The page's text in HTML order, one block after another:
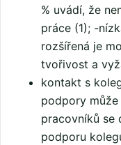
% uvádí, že
práce (1); -
rozšířená je
tvořivost a
kontakt s
podpory
pracovníků se
podporu